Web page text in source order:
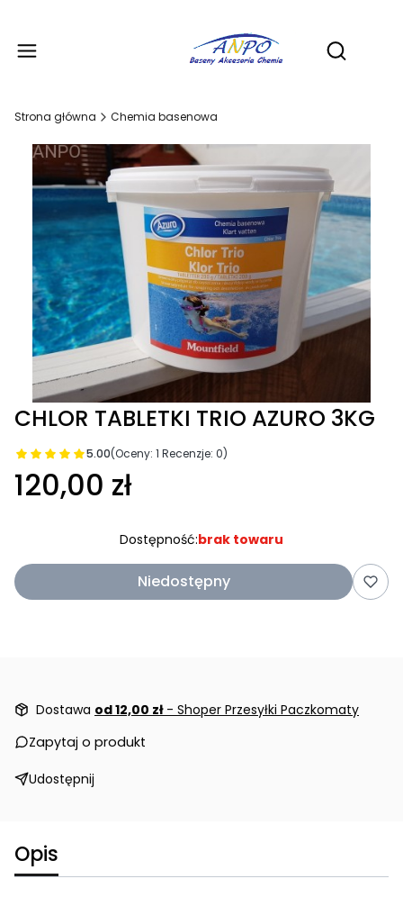
Otwórz
Strona główna Chemia basenowa
CHLOR TABLETKI TRIO AZURO 3KG
5.00(Oceny: 1 Recenzje: 0)
120,00 zł
Dostępność:brak towaru
Niedostępny
Dostawa od 12,00 zł - Shoper Przesyłki Paczkomaty
Zapytaj o produkt
Udostępnij
Opis